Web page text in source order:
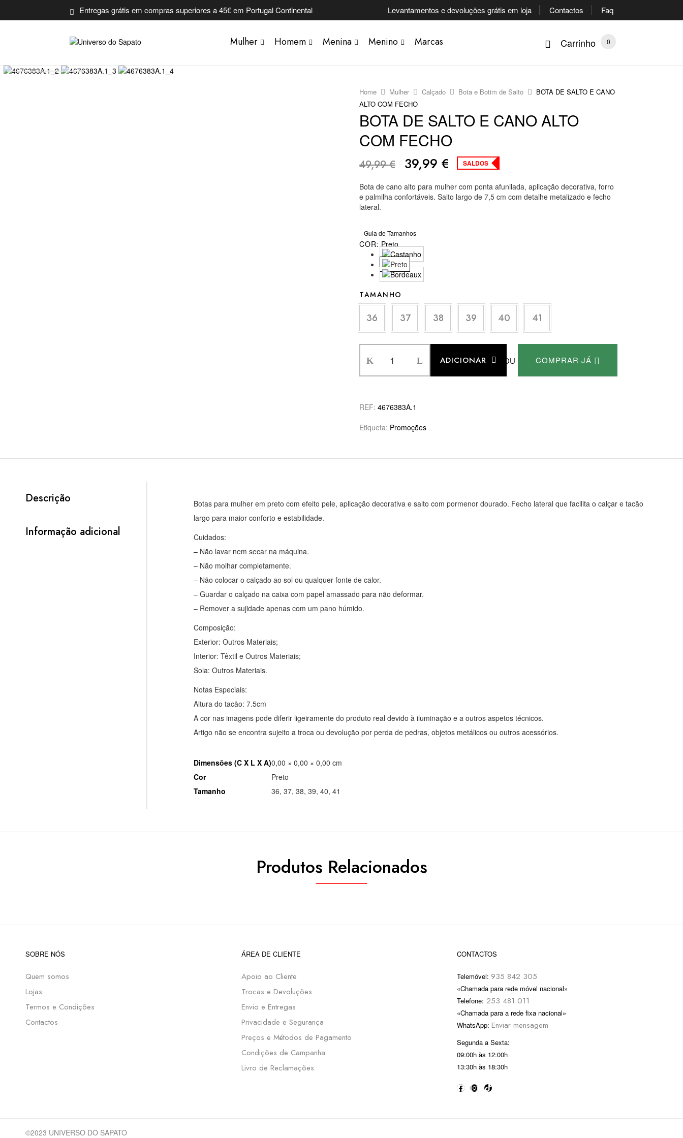
Entregas grátis em compras superiores a 45€ em Portugal Continental Levantamentos e devoluções grátis em loja Contactos Faq
Mulher Homem Menina Menino Marcas Carrinho 0
Home Mulher Calçado Bota e Botim de Salto
BOTA DE SALTO E CANO
ALTO COM FECHO
BOTA DE SALTO E CANO ALTO
COM FECHO
49,99€ 39,99 € SALDOS
Bota de cano alto para mulher com ponta afunilada, aplicação decorativa, forro
e palmilha confortáveis. Salto largo de 7,5 cm com detalhe metalizado e fecho
lateral.
Guia de Tamanhos
COR: Preto
TAMANHO
36 37 38 39 40 41
ADICIONAR OU COMPRAR JÁ
REF: 4676383A.1
Etiqueta: Promoções
Descrição
Informação adicional
Botas para mulher em preto com efeito pele, aplicação decorativa e salto com pormenor dourado. Fecho lateral que facilita o calçar e tacão
largo para maior conforto e estabilidade.
Cuidados:
– Não lavar nem secar na máquina.
– Não molhar completamente.
– Não colocar o calçado ao sol ou qualquer fonte de calor.
– Guardar o calçado na caixa com papel amassado para não deformar.
– Remover a sujidade apenas com um pano húmido.
Composição:
Exterior: Outros Materiais;
Interior: Têxtil e Outros Materiais;
Sola: Outros Materiais.
Notas Especiais:
Altura do tacão: 7.5cm
A cor nas imagens pode diferir ligeiramente do produto real devido à iluminação e a outros aspetos técnicos.
Artigo não se encontra sujeito a troca ou devolução por perda de pedras, objetos metálicos ou outros acessórios.
Dimensões (C X L X A)0,00 × 0,00 × 0,00 cm
Cor
Preto
Tamanho
36, 37, 38, 39, 40, 41
Produtos Relacionados
SOBRE NÓS
Quem somos
Lojas
Termos e Condições
Contactos
ÁREA DE CLIENTE
Apoio ao Cliente
Trocas e Devoluções
Envio e Entregas
Privacidade e Segurança
Preços e Métodos de Pagamento
Condições de Campanha
Livro de Reclamações
CONTACTOS
Telemóvel: 935 842 305
«Chamada para rede móvel nacional»
Telefone: 253 481 011
«Chamada para a rede fixa nacional»
WhatsApp:Enviar mensagem
Segunda a Sexta:
09:00h às 12:00h
13:30h às 18:30h
©2023 UNIVERSO DO SAPATO